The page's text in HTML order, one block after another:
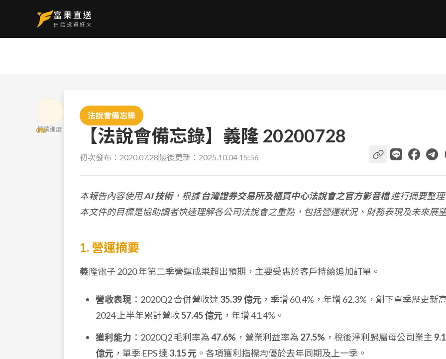
0%
閱讀進度
法說會備忘錄
【法說會備忘錄】義隆 20200728
初次發布： 2020.07.28最後更新： 2025.10.04 15:56
本報告內容使用AI 技術，根據台灣證券交易所及櫃買中心法說會之官方影音檔進行摘要整
本文件的目標是協助讀者快速理解各公司法說會之重點，包括營運狀況、財務表現及未來展
1. 營運摘要
義隆電子 2020 年第二季營運成果超出預期，主要受惠於客戶持續追加訂單。
營收表現 ：2020Q2 合併營收達 35.39 億元 ，季增 60.4%，年增 62.3%，創下單季歷史新
2024 上半年累計營收57.45 億元 ，年增 41.4%。
獲利能力 ：2020Q2 毛利率為47.6% ，營業利益率為 27.5% ，稅後淨利歸屬母公司業主
億元 ，單季 EPS 達 3.15 元 。各項獲利指標均優於去年同期及上一季。